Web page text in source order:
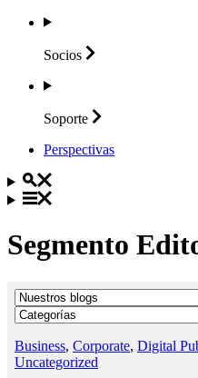
Socios
Soporte
Perspectivas
Segmento
Business, Corporate, Digital
Uncategorized